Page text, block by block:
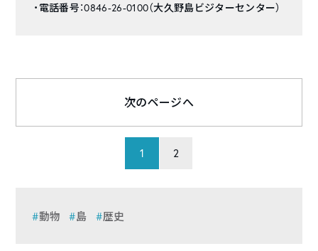
・電話番号：0846-26-0100（大久野島ビジターセンター）
1 2
次のページへ
動物 島 歴史